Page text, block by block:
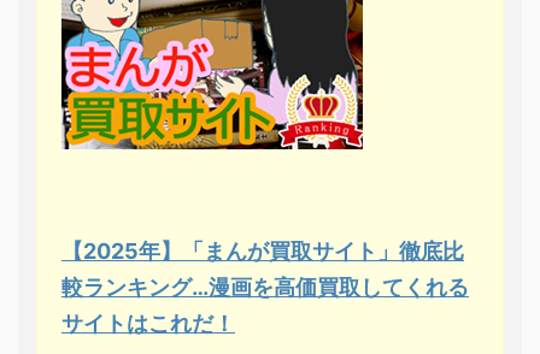
【2025年】「まんが買取サイト」徹底比
較ランキング…漫画を高価買取してくれる
サイトはこれだ！